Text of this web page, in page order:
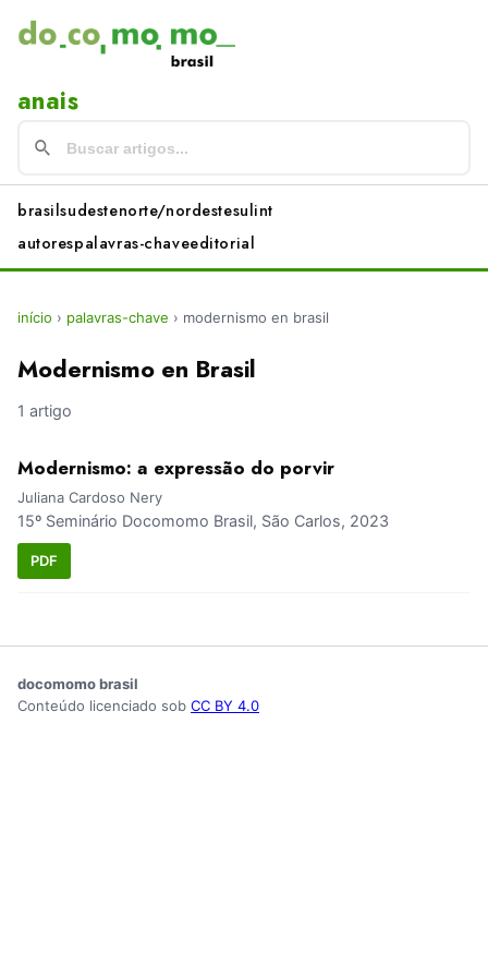
anais
brasilsudestenorte/nordestesulint
autorespalavras-chaveeditorial
início › palavras-chave › modernismo en brasil
Modernismo en Brasil
1 artigo
Modernismo: a expressão do porvir
Juliana Cardoso Nery
15º Seminário Docomomo Brasil, São Carlos, 2023
PDF
docomomo brasil
Conteúdo licenciado sob CC BY 4.0